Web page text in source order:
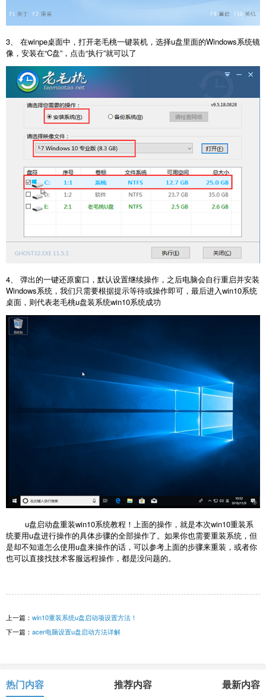
3、 在winpe桌面中，打开老毛桃一键装机，选择u盘里面的Windows系统镜
像，安装在“C盘”，点击“执行”就可以了
4、 弹出的一键还原窗口，默认设置继续操作，之后电脑会自行重启并安装
Windows系统，我们只需要根据提示等待或操作即可，最后进入win10系统
桌面，则代表老毛桃u盘装系统win10系统成功
u盘启动盘重装win10系统教程！上面的操作，就是本次win10重装系
统要用u盘进行操作的具体步骤的全部操作了。如果你也需要重装系统，但
是却不知道怎么使用u盘来操作的话，可以参考上面的步骤来重装，或者你
也可以直接找技术客服远程操作，都是没问题的。
上一篇： win10重装系统u盘启动项设置方法！
下一篇： acer电脑设置u盘启动方法详解
热门内容 推荐内容 最新内容